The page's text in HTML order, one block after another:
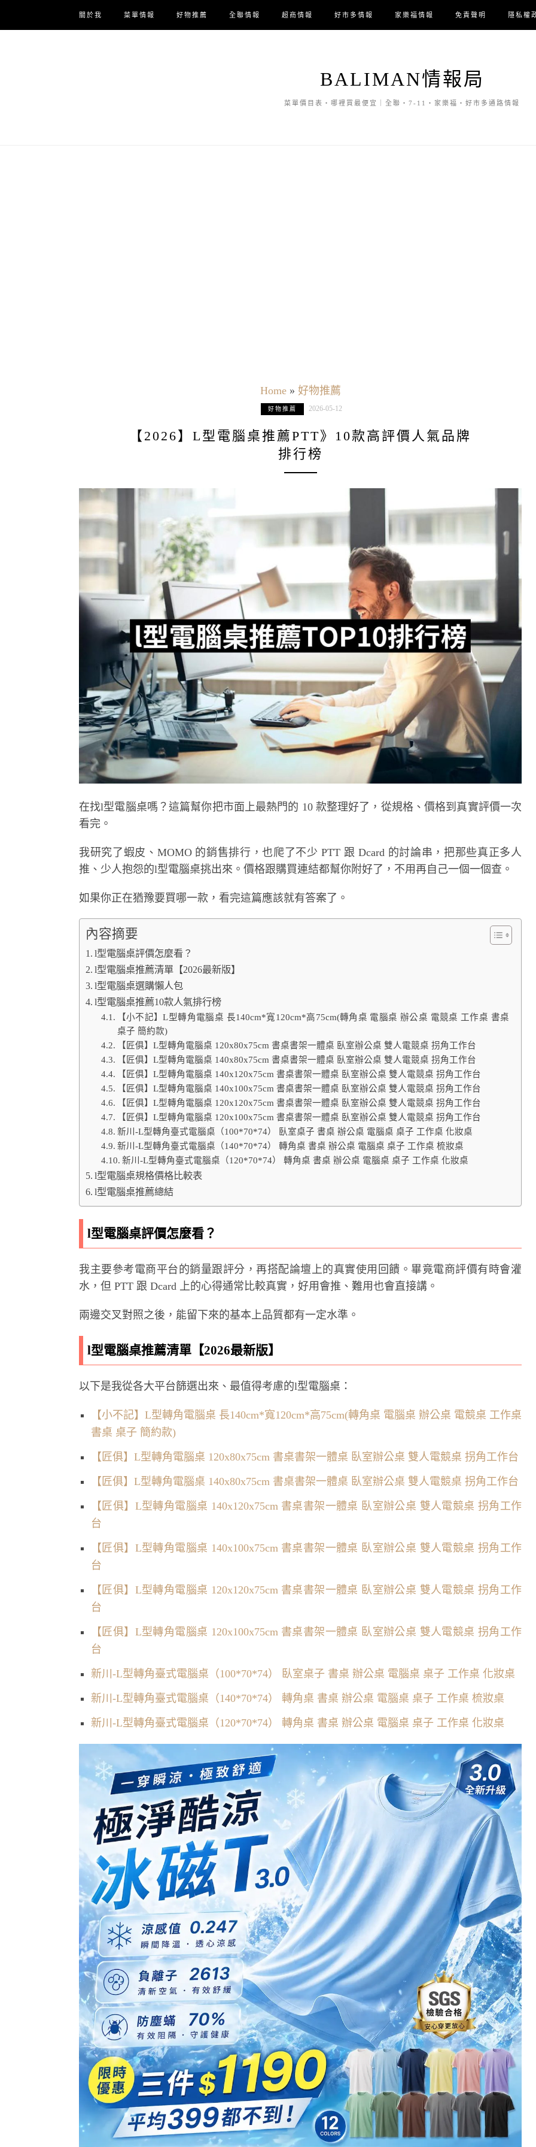
關於我 菜單情報 好物推薦 全聯情報 超商情報 好市多情報 家樂福情報 免責聲明 隱私權
BALIMAN情報局
菜單價目表・哪裡買最便宜｜全聯・7-11・家樂福・好市多通路情報
Home» 好物推薦
好物推薦 2026-05-12
【2026】L型電腦桌推薦PTT》10款高評價人氣品牌
排行榜
在找l型電腦桌嗎？這篇幫你把市面上最熱門的 10 款整理好了，從規格、價格到真實評價一次
看完。
我研究了蝦皮、MOMO 的銷售排行，也爬了不少 PTT 跟 Dcard 的討論串，把那些真正多人
推、少人抱怨的l型電腦桌挑出來。價格跟購買連結都幫你附好了，不用再自己一個一個查。
如果你正在猶豫要買哪一款，看完這篇應該就有答案了。
內容摘要
l型電腦桌評價怎麼看？
l型電腦桌推薦清單【2026最新版】
l型電腦桌選購懶人包
l型電腦桌推薦10款人氣排行榜
【小不記】L型轉角電腦桌 長140cm*寬120cm*高75cm(轉角桌 電腦桌 辦公桌 電競桌 工作桌 書桌
桌子 簡約款)
【匠俱】L型轉角電腦桌 120x80x75cm 書桌書架一體桌 臥室辦公桌 雙人電競桌 拐角工作台
【匠俱】L型轉角電腦桌 140x80x75cm 書桌書架一體桌 臥室辦公桌 雙人電競桌 拐角工作台
【匠俱】L型轉角電腦桌 140x120x75cm 書桌書架一體桌 臥室辦公桌 雙人電競桌 拐角工作台
【匠俱】L型轉角電腦桌 140x100x75cm 書桌書架一體桌 臥室辦公桌 雙人電競桌 拐角工作台
【匠俱】L型轉角電腦桌 120x120x75cm 書桌書架一體桌 臥室辦公桌 雙人電競桌 拐角工作台
【匠俱】L型轉角電腦桌 120x100x75cm 書桌書架一體桌 臥室辦公桌 雙人電競桌 拐角工作台
新川-L型轉角臺式電腦桌（100*70*74） 臥室桌子 書桌 辦公桌 電腦桌 桌子 工作桌 化妝桌
新川-L型轉角臺式電腦桌（140*70*74） 轉角桌 書桌 辦公桌 電腦桌 桌子 工作桌 梳妝桌
新川-L型轉角臺式電腦桌（120*70*74） 轉角桌 書桌 辦公桌 電腦桌 桌子 工作桌 化妝桌
l型電腦桌規格價格比較表
l型電腦桌推薦總結
l型電腦桌評價怎麼看？
我主要參考電商平台的銷量跟評分，再搭配論壇上的真實使用回饋。畢竟電商評價有時會灌
水，但 PTT 跟 Dcard 上的心得通常比較真實，好用會推、難用也會直接講。
兩邊交叉對照之後，能留下來的基本上品質都有一定水準。
l型電腦桌推薦清單【2026最新版】
以下是我從各大平台篩選出來、最值得考慮的l型電腦桌：
【小不記】L型轉角電腦桌 長140cm*寬120cm*高75cm(轉角桌 電腦桌 辦公桌 電競桌 工作桌
書桌 桌子 簡約款)
【匠俱】L型轉角電腦桌 120x80x75cm 書桌書架一體桌 臥室辦公桌 雙人電競桌 拐角工作台
【匠俱】L型轉角電腦桌 140x80x75cm 書桌書架一體桌 臥室辦公桌 雙人電競桌 拐角工作台
【匠俱】L型轉角電腦桌 140x120x75cm 書桌書架一體桌 臥室辦公桌 雙人電競桌 拐角工作
台
【匠俱】L型轉角電腦桌 140x100x75cm 書桌書架一體桌 臥室辦公桌 雙人電競桌 拐角工作
台
【匠俱】L型轉角電腦桌 120x120x75cm 書桌書架一體桌 臥室辦公桌 雙人電競桌 拐角工作
台
【匠俱】L型轉角電腦桌 120x100x75cm 書桌書架一體桌 臥室辦公桌 雙人電競桌 拐角工作
台
新川-L型轉角臺式電腦桌（100*70*74） 臥室桌子 書桌 辦公桌 電腦桌 桌子 工作桌 化妝桌
新川-L型轉角臺式電腦桌（140*70*74） 轉角桌 書桌 辦公桌 電腦桌 桌子 工作桌 梳妝桌
新川-L型轉角臺式電腦桌（120*70*74） 轉角桌 書桌 辦公桌 電腦桌 桌子 工作桌 化妝桌